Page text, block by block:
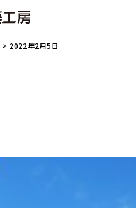
> 2022年2月5日